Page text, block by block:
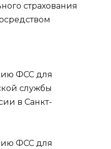
страхования